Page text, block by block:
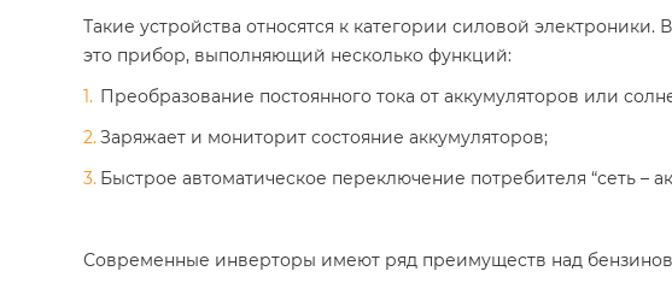
Такие устройства относятся к категории силовой
это прибор, выполняющий несколько функций:
Преобразование постоянного тока от аккумуляторов или
Заряжает и мониторит состояние аккумуляторов;
Быстрое автоматическое переключение потребителя “сеть –
Современные инверторы имеют ряд преимуществ над